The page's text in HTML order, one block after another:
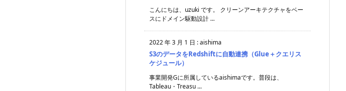
こんにちは、uzuki です。 クリーンアーキテクチャをベー
スにドメイン駆動設計 ...
2022 年 3 月 1 日 :aishima
S3のデータをRedshiftに自動連携（Glue＋クエリス
ケジュール）
事業開発Gに所属しているaishimaです。普段は、
Tableau・Treasu ...